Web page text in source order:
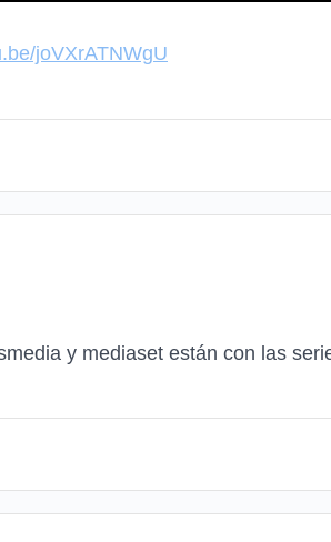
joVXrATNWgU
y mediaset están con las